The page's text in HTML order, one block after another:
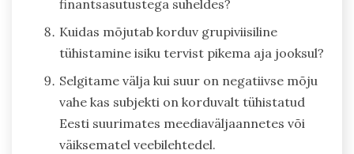
finantsasutustega suheldes?
Kuidas mõjutab korduv grupiviisiline
tühistamine isiku tervist pikema aja jooksul?
Selgitame välja kui suur on negatiivse mõju
vahe kas subjekti on korduvalt tühistatud
Eesti suurimates meediaväljaannetes või
väiksematel veebilehtedel.